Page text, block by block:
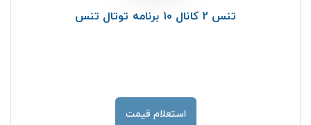
تنس 2 کانال 10 برنامه توتال تنس
استعلام قیمت